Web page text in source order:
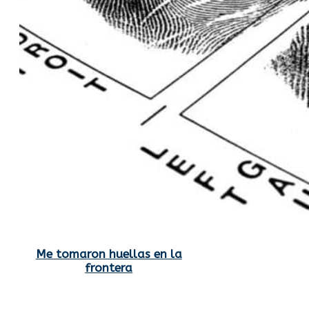
Me tomaron huellas en la
frontera